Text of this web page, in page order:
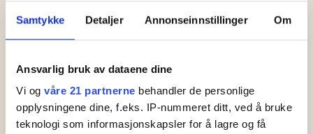
Samtykke Detaljer Annonseinnstillinger Om
Ansvarlig bruk av dataene dine
Vi og våre 21 partnerne behandler de personlige
opplysningene dine, f.eks. IP-nummeret ditt, ved å bruke
teknologi som informasjonskapsler for å lagre og få
ordførere
Slik vil John, Rikke og
Snorre gjøre
samfunnet bedre for
de unge